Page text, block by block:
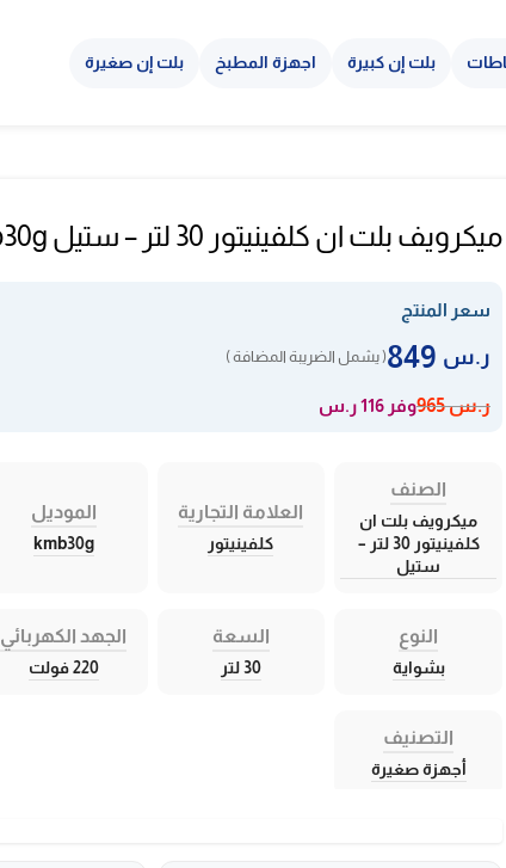
بلت إن كبيرة اجهزة المطبخ بلت إن صغيرة
ميكرويف بلت ان كلفينيتور 30 لتر – ستيل kmb30g
سعر المنتج
ر.س ( يشمل الضريبة المضافة )
ر.س965 وفر 116 ر.س
الصنف
ميكرويف بلت ان
كلفينيتور 30 لتر –
ستيل
العلامة التجارية
كلفينيتور
الموديل
kmb30g
النوع
بشواية
السعة
30 لتر
الجهد الكهربائي
220 فولت
التصنيف
أجهزة صغيرة